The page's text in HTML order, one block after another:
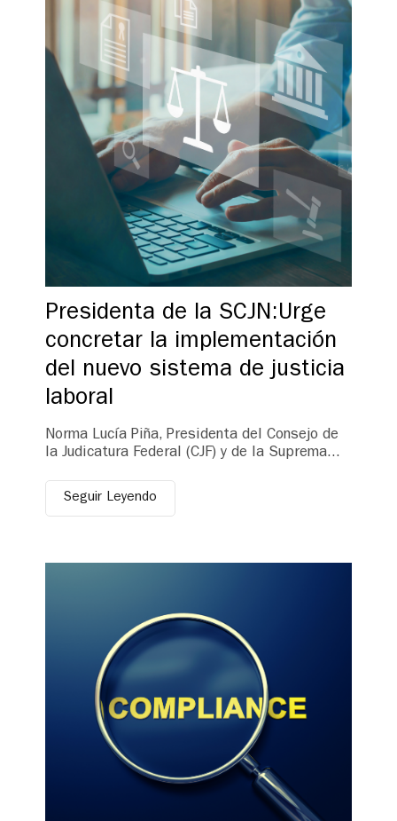
Presidenta de la SCJN:Urge
concretar la implementación
del nuevo sistema de justicia
laboral
Norma Lucía Piña, Presidenta del Consejo de
la Judicatura Federal (CJF) y de la Suprema...
Seguir Leyendo